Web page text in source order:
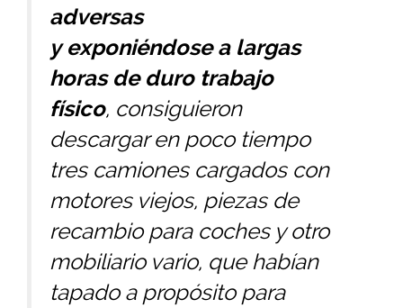
adversas
y exponiéndose a largas
horas de duro trabajo
físico, consiguieron
descargar en poco tiempo
tres camiones cargados con
motores viejos, piezas de
recambio para coches y otro
mobiliario vario, que habían
tapado a propósito para